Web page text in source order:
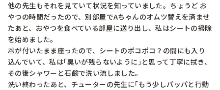
他の先生もそれを見ていて状況を知っていました。ちょうど お
やつの時間だったので、別部屋でAちゃんのオムツ替えを済ませ
たあと、おやつを食べている部屋に送り出し、私はシートの掃除
を始めました。
💩が付いたまま座ったので、シートのポコポコ？の間にも入り
込んでいて、私は｢臭いが残らないように｣と思って丁寧に拭き、
その後シャワーと石鹸で洗い流しました。
洗い終わったあと、チューターの先生に｢もう少しパッパと行動